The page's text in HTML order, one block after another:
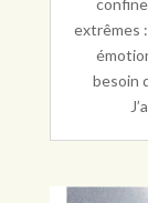
extrêmes
besoin